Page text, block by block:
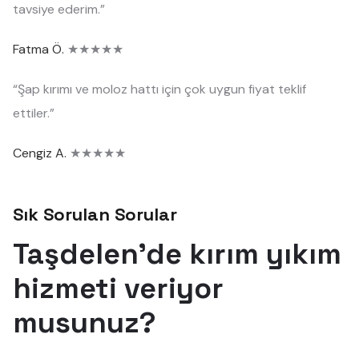
tavsiye ederim.”
Fatma Ö. ★★★★★
“Şap kırımı ve moloz hattı için çok uygun fiyat teklif
ettiler.”
Cengiz A. ★★★★★
Sık Sorulan Sorular
Taşdelen'de kırım yıkım
hizmeti veriyor
musunuz?